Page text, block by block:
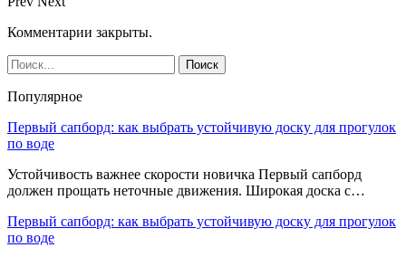
Комментарии закрыты.
Популярное
Первый сапборд: как выбрать устойчивую доску для прогулок
по воде
Устойчивость важнее скорости новичка Первый сапборд
должен прощать неточные движения. Широкая доска с…
Первый сапборд: как выбрать устойчивую доску для прогулок
по воде